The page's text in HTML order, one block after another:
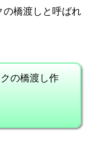
の橋渡しと呼ばれ
の橋渡し作